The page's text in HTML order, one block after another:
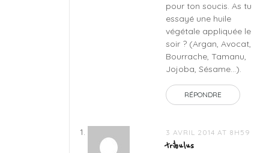
pour ton soucis. As tu
essayé une huile
végétale appliquée le
soir ? (Argan, Avocat,
Bourrache, Tamanu,
Jojoba, Sésame…).
RÉPONDRE
3 AVRIL 2014 AT 8H59
tribulus